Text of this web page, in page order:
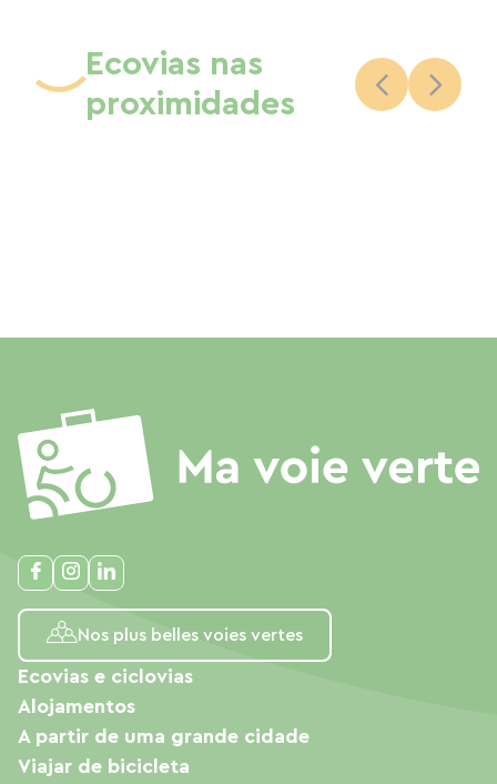
Ecovias nas
proximidades
Nos plus belles voies vertes
Ecovias e ciclovias
Alojamentos
A partir de uma grande cidade
Viajar de bicicleta